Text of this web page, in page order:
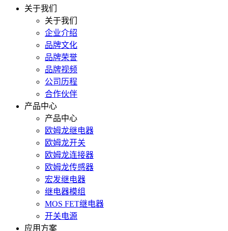
关于我们
关于我们
企业介绍
品牌文化
品牌荣誉
品牌视频
公司历程
合作伙伴
产品中心
产品中心
欧姆龙继电器
欧姆龙开关
欧姆龙连接器
欧姆龙传感器
宏发继电器
继电器模组
MOS FET继电器
开关电源
应用方案